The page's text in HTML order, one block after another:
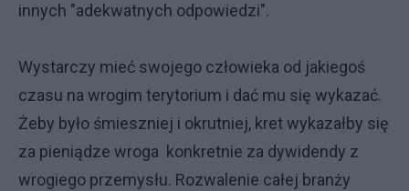
innych "adekwatnych odpowiedzi".
Wystarczy mieć swojego człowieka od jakiegoś
czasu na wrogim terytorium i dać mu się wykazać.
Żeby było śmieszniej i okrutniej, kret wykazałby się
za pieniądze wroga konkretnie za dywidendy z
wrogiego przemysłu. Rozwalenie całej branży